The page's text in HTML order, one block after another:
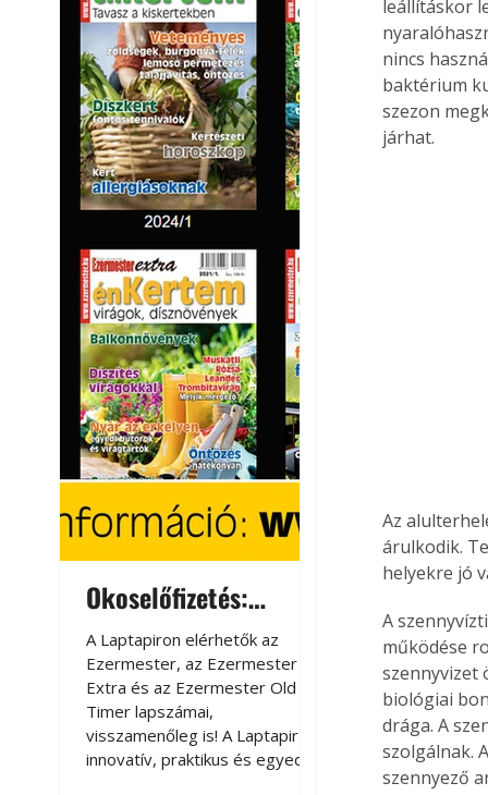
Okoselőfizetés:
Ezermester Extra
A Laptapiron elérhetők az
Ezermester, az Ezermester
Extra és az Ezermester Old
Timer lapszámai,
visszamenőleg is! A Laptapir új,
innovatív, praktikus és egyedi
Okoselőfizetés
A Laptapiron
Ezermester, az
Extra és az
Timer lapszámai,
visszamenőleg is! A
innovatív, praktikus
megoldás a
leállításkor
nincs
baktérium
szezon
járhat.
Az
árulkodik.
helyekre jó
A
működése
szennyvizet
biológiai
drága. A
szolgálnak.
szennyező